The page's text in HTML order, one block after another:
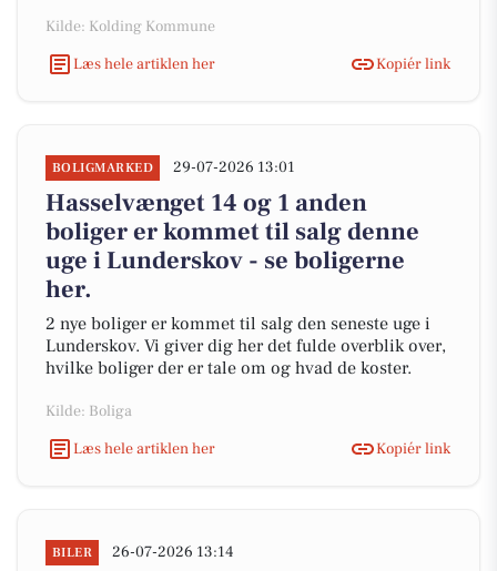
Kilde: Kolding Kommune
Læs hele artiklen her
Kopiér link
BOLIGMARKED 29-07-2026 13:01
Hasselvænget 14 og 1 anden
boliger er kommet til salg denne
uge i Lunderskov - se boligerne
her.
2 nye boliger er kommet til salg den seneste uge i
Lunderskov. Vi giver dig her det fulde overblik over,
hvilke boliger der er tale om og hvad de koster.
Kilde: Boliga
Læs hele artiklen her
Kopiér link
BILER 26-07-2026 13:14